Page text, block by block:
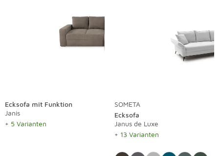
Ecksofa mit Funktion
Janis
+ 5 Varianten
SOMETA
Ecksofa
Janus de Luxe
+ 13 Varianten